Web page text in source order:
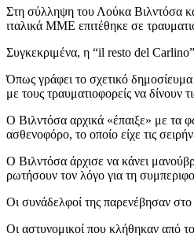
Στη σύλληψη του Λούκα Βιλντόσα
ιταλικά ΜΜΕ επιτέθηκε σε
Συγκεκριμένα, η “il resto del
Όπως γράφει το σχετικό δημοσίευμα
με τους τραυματιοφορείς να δίνουν
Ο Βιλντόσα αρχικά «έπαιξε» με τα
ασθενοφόρο, το οποίο είχε τις
Ο Βιλντόσα άρχισε να κάνει
ρωτήσουν τον λόγο για τη
Οι συνάδελφοί της παρενέβησαν στο
Οι αστυνομικοί που κλήθηκαν από